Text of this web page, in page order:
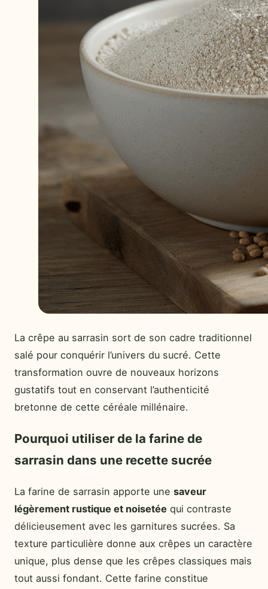
La crêpe au sarrasin sort de son cadre traditionnel
salé pour conquérir l’univers du sucré. Cette
transformation ouvre de nouveaux horizons
gustatifs tout en conservant l’authenticité
bretonne de cette céréale millénaire.
Pourquoi utiliser de la farine de
sarrasin dans une recette sucrée
La farine de sarrasin apporte une saveur
légèrement rustique et noisetée qui contraste
délicieusement avec les garnitures sucrées. Sa
texture particulière donne aux crêpes un caractère
unique, plus dense que les crêpes classiques mais
tout aussi fondant. Cette farine constitue